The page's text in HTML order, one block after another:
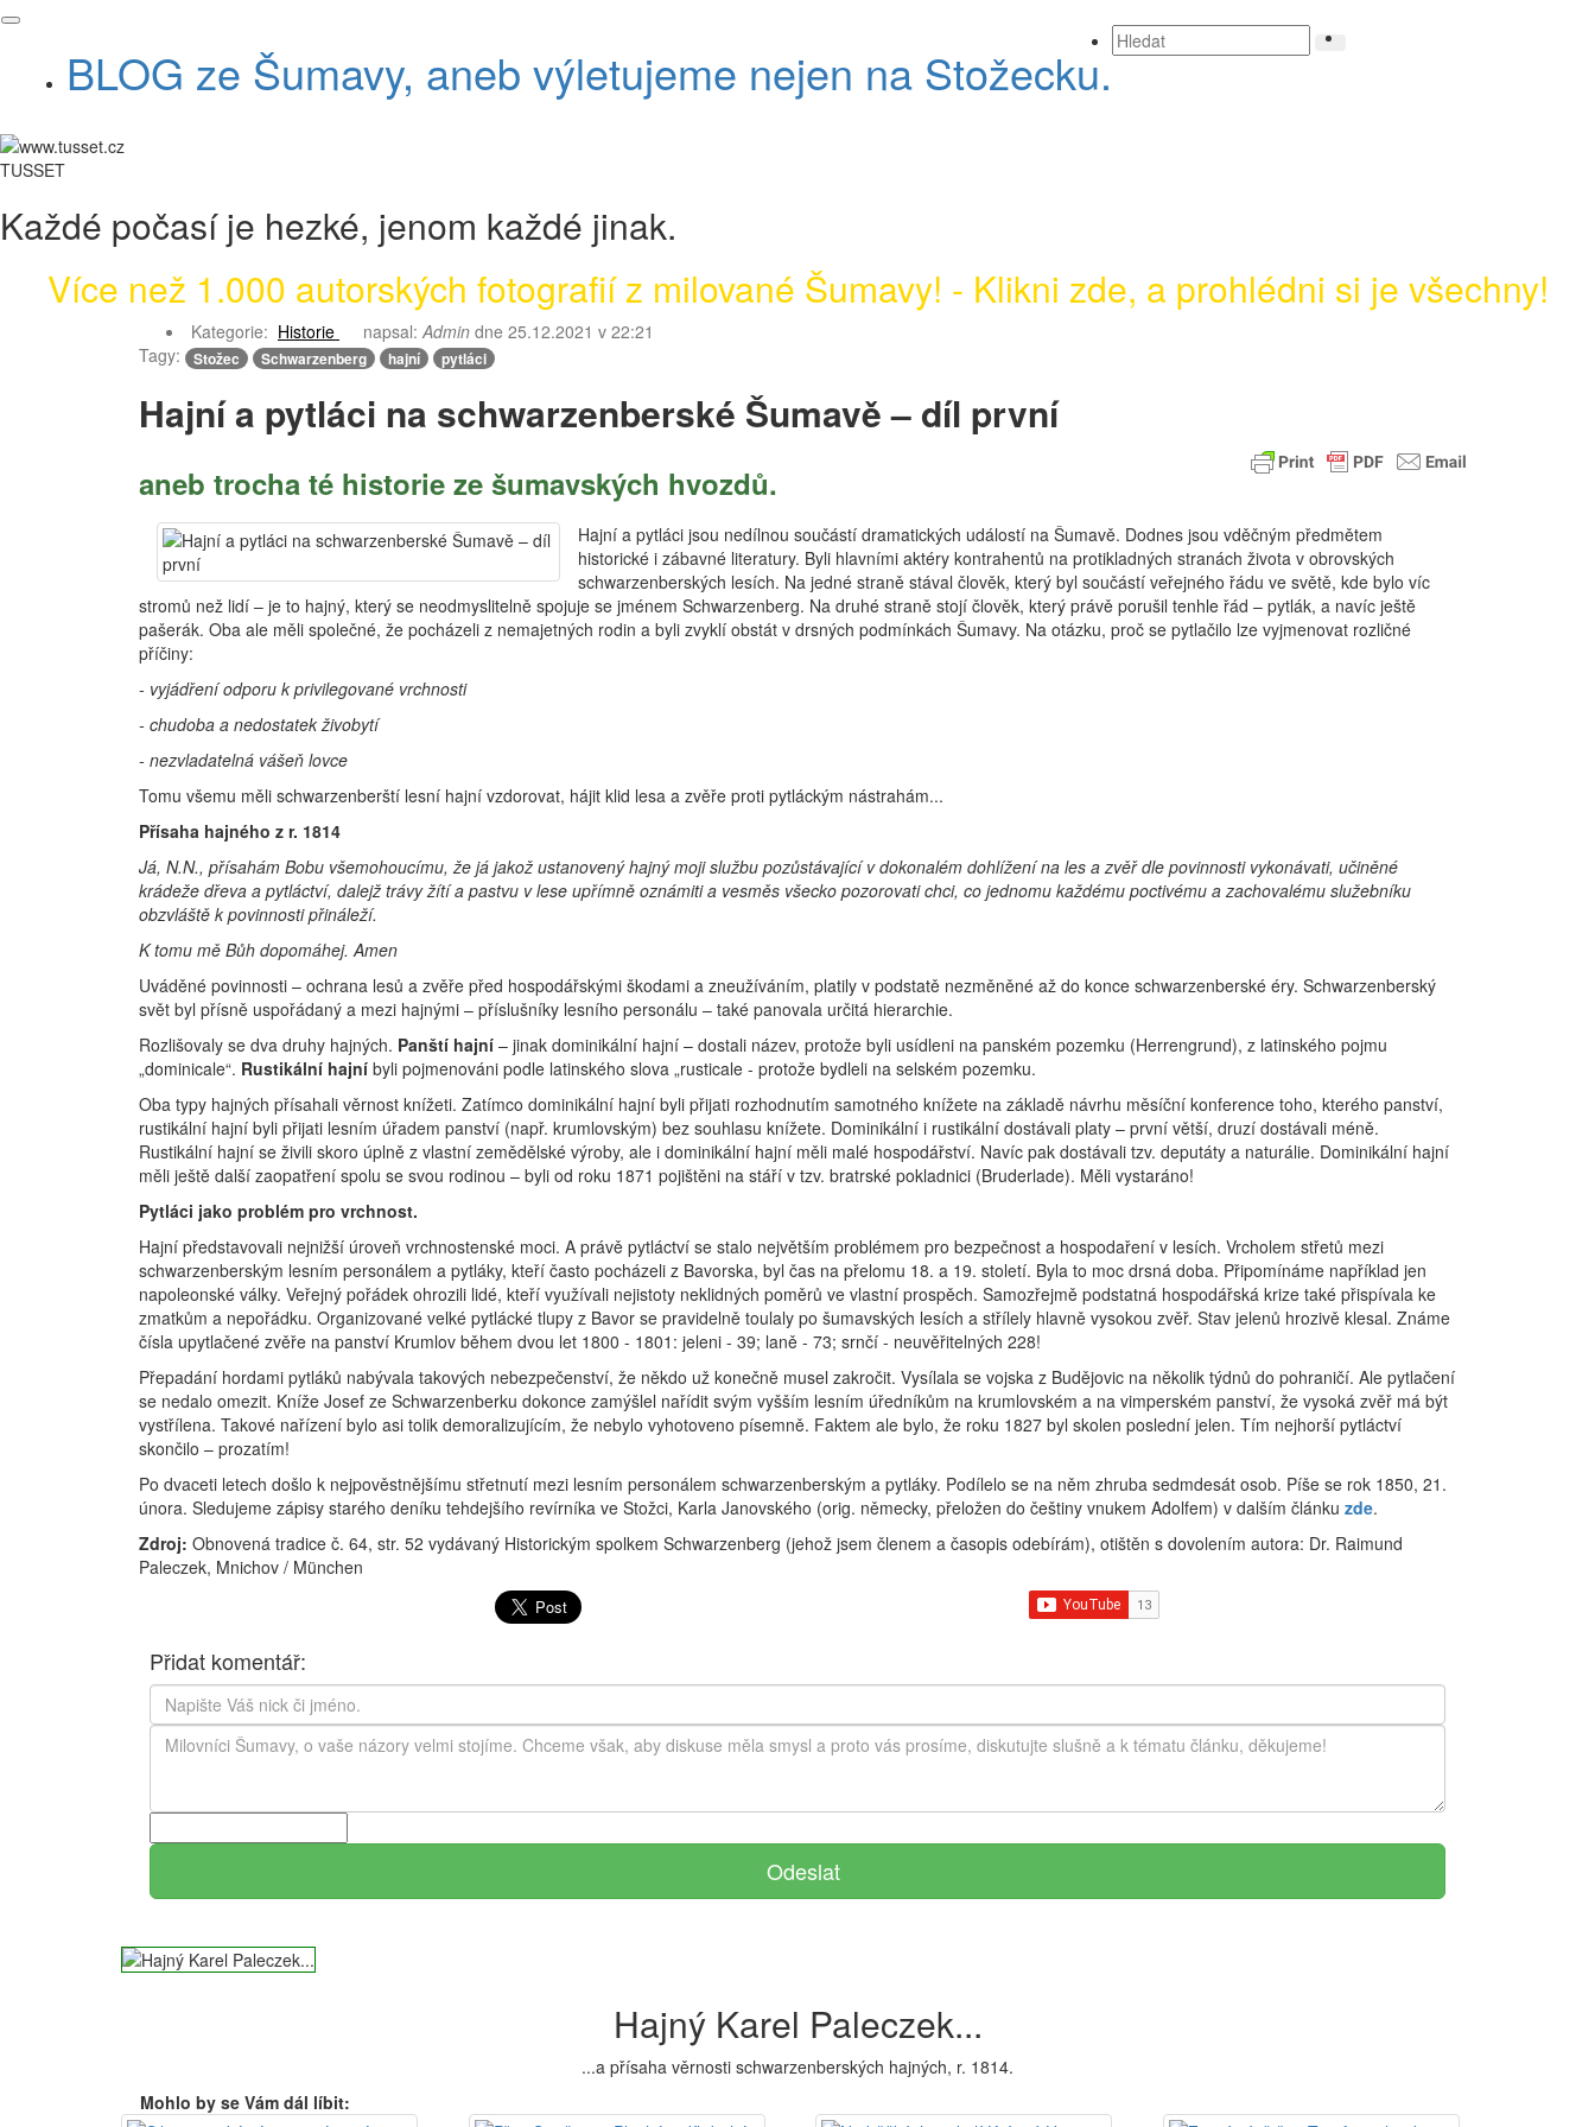
BLOG ze Šumavy, aneb výletujeme nejen na Stožecku.
TUSSET
Každé počasí je hezké, jenom každé jinak.
Více než 1.000 autorských fotografií z milované Šumavy! - Klikni zde, a prohlédni si je všechny!
Kategorie: Historie napsal:Admin dne 25.12.2021 v 22:21
Tagy:
Stožec Schwarzenberg hajní pytláci
Hajní a pytláci na schwarzenberské Šumavě – díl první
aneb trocha té historie ze šumavských hvozdů.
Hajní a pytláci jsou nedílnou součástí dramatických událostí na Šumavě. Dodnes jsou vděčným předmětem
historické i zábavné literatury. Byli hlavními aktéry kontrahentů na protikladných stranách života v obrovských
schwarzenberských lesích. Na jedné straně stával člověk, který byl součástí veřejného řádu ve světě, kde bylo víc
stromů než lidí – je to hajný, který se neodmyslitelně spojuje se jménem Schwarzenberg. Na druhé straně stojí člověk, který právě porušil tenhle řád – pytlák, a navíc ještě
pašerák. Oba ale měli společné, že pocházeli z nemajetných rodin a byli zvyklí obstát v drsných podmínkách Šumavy. Na otázku, proč se pytlačilo lze vyjmenovat rozličné
příčiny:
- vyjádření odporu k privilegované vrchnosti
- chudoba a nedostatek živobytí
- nezvladatelná vášeň lovce
Tomu všemu měli schwarzenberští lesní hajní vzdorovat, hájit klid lesa a zvěře proti pytláckým nástrahám...
Přísaha hajného z r. 1814
Já, N.N., přísahám Bobu všemohoucímu, že já jakož ustanovený hajný moji službu pozůstávající v dokonalém dohlížení na les a zvěř dle povinnosti vykonávati, učiněné
krádeže dřeva a pytláctví, dalejž trávy žítí a pastvu v lese upřímně oznámiti a vesměs všecko pozorovati chci, co jednomu každému poctivému a zachovalému služebníku
obzvláště k povinnosti přináleží.
K tomu mě Bůh dopomáhej. Amen
Uváděné povinnosti – ochrana lesů a zvěře před hospodářskými škodami a zneužíváním, platily v podstatě nezměněné až do konce schwarzenberské éry. Schwarzenberský
svět byl přísně uspořádaný a mezi hajnými – příslušníky lesního personálu – také panovala určitá hierarchie.
Rozlišovaly se dva druhy hajných. Panští hajní – jinak dominikální hajní – dostali název, protože byli usídleni na panském pozemku (Herrengrund), z latinského pojmu
„dominicale“. Rustikální hajní byli pojmenováni podle latinského slova „rusticale - protože bydleli na selském pozemku.
Oba typy hajných přísahali věrnost knížeti. Zatímco dominikální hajní byli přijati rozhodnutím samotného knížete na základě návrhu měsíční konference toho, kterého panství,
rustikální hajní byli přijati lesním úřadem panství (např. krumlovským) bez souhlasu knížete. Dominikální i rustikální dostávali platy – první větší, druzí dostávali méně.
Rustikální hajní se živili skoro úplně z vlastní zemědělské výroby, ale i dominikální hajní měli malé hospodářství. Navíc pak dostávali tzv. deputáty a naturálie. Dominikální hajní
měli ještě další zaopatření spolu se svou rodinou – byli od roku 1871 pojištěni na stáří v tzv. bratrské pokladnici (Bruderlade). Měli vystaráno!
Pytláci jako problém pro vrchnost.
Hajní představovali nejnižší úroveň vrchnostenské moci. A právě pytláctví se stalo největším problémem pro bezpečnost a hospodaření v lesích. Vrcholem střetů mezi
schwarzenberským lesním personálem a pytláky, kteří často pocházeli z Bavorska, byl čas na přelomu 18. a 19. století. Byla to moc drsná doba. Připomínáme například jen
napoleonské války. Veřejný pořádek ohrozili lidé, kteří využívali nejistoty neklidných poměrů ve vlastní prospěch. Samozřejmě podstatná hospodářská krize také přispívala ke
zmatkům a nepořádku. Organizované velké pytlácké tlupy z Bavor se pravidelně toulaly po šumavských lesích a střílely hlavně vysokou zvěř. Stav jelenů hrozivě klesal. Známe
čísla upytlačené zvěře na panství Krumlov během dvou let 1800 - 1801: jeleni - 39; laně - 73; srnčí - neuvěřitelných 228!
Přepadání hordami pytláků nabývala takových nebezpečenství, že někdo už konečně musel zakročit. Vysílala se vojska z Budějovic na několik týdnů do pohraničí. Ale pytlačení
se nedalo omezit. Kníže Josef ze Schwarzenberku dokonce zamýšlel nařídit svým vyšším lesním úředníkům na krumlovském a na vimperském panství, že vysoká zvěř má být
vystřílena. Takové nařízení bylo asi tolik demoralizujícím, že nebylo vyhotoveno písemně. Faktem ale bylo, že roku 1827 byl skolen poslední jelen. Tím nejhorší pytláctví
skončilo – prozatím!
Po dvaceti letech došlo k nejpověstnějšímu střetnutí mezi lesním personálem schwarzenberským a pytláky. Podílelo se na něm zhruba sedmdesát osob. Píše se rok 1850, 21.
února. Sledujeme zápisy starého deníku tehdejšího revírníka ve Stožci, Karla Janovského (orig. německy, přeložen do češtiny vnukem Adolfem) v dalším článku zde.
Zdroj: Obnovená tradice č. 64, str. 52 vydávaný Historickým spolkem Schwarzenberg (jehož jsem členem a časopis odebírám), otištěn s dovolením autora: Dr. Raimund
Paleczek, Mnichov / München
Přidat komentář:
Odeslat
Hajný Karel Paleczek...
...a přísaha věrnosti schwarzenberských hajných, r. 1814.
Mohlo by se Vám dál líbit: